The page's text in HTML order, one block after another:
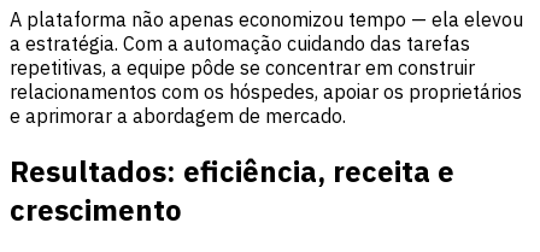
A plataforma não apenas economizou tempo — ela elevou
a estratégia. Com a automação cuidando das tarefas
repetitivas, a equipe pôde se concentrar em construir
relacionamentos com os hóspedes, apoiar os proprietários
e aprimorar a abordagem de mercado.
Resultados: eficiência, receita e
crescimento